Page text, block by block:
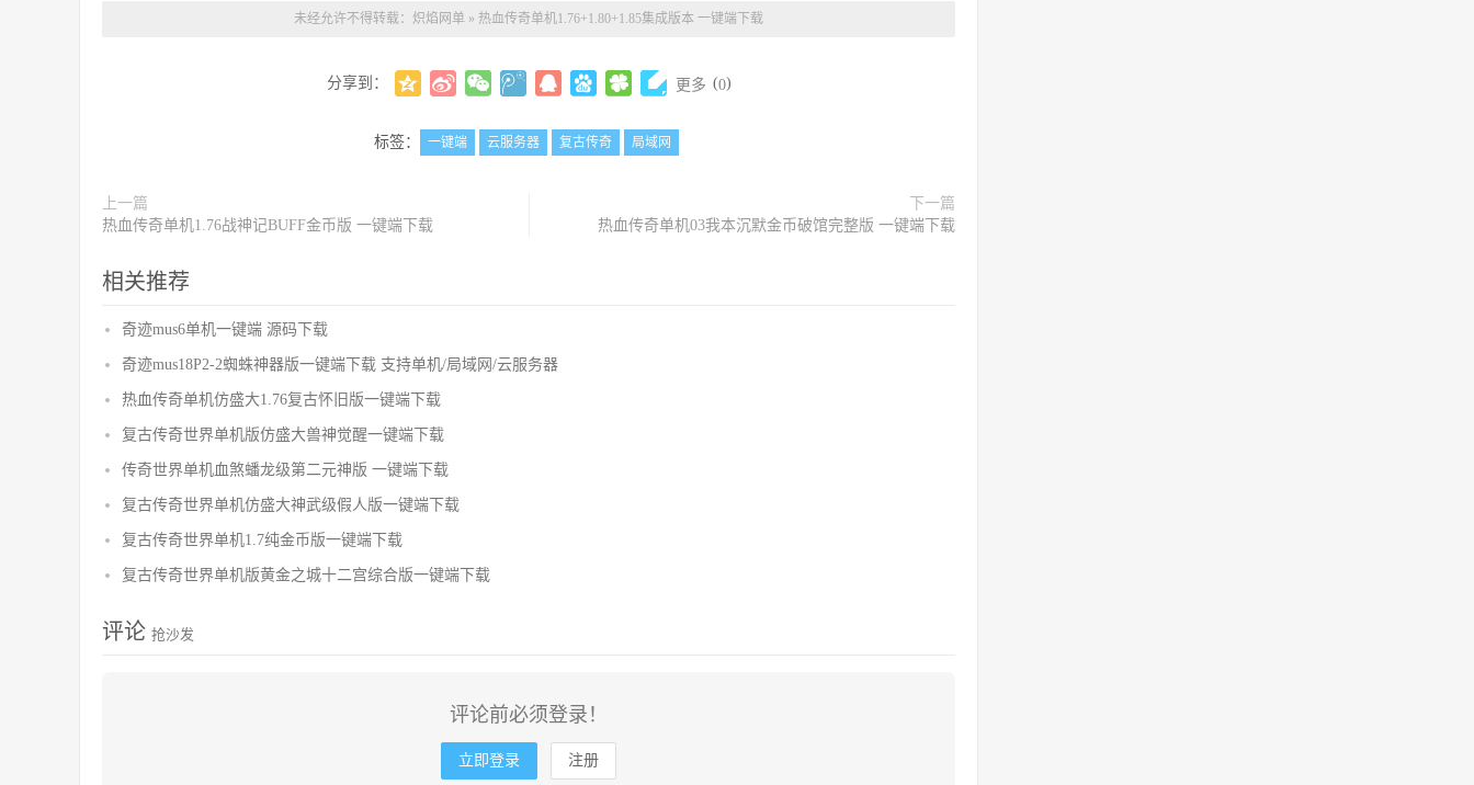
未经允许不得转载： 炽焰网单 » 热血传奇单机1.76+1.80+1.85集成版本 一键端下载
分享到： 更多 (0)
标签： 一键端 云服务器 复古传奇 局域网
上一篇
热血传奇单机1.76战神记BUFF金币版 一键端下载
下一篇
热血传奇单机03我本沉默金币破馆完整版 一键端下载
相关推荐
奇迹mus6单机一键端 源码下载
奇迹mus18P2-2蜘蛛神器版一键端下载 支持单机/局域网/云服务器
热血传奇单机仿盛大1.76复古怀旧版一键端下载
复古传奇世界单机版仿盛大兽神觉醒一键端下载
传奇世界单机血煞蟠龙级第二元神版 一键端下载
复古传奇世界单机仿盛大神武级假人版一键端下载
复古传奇世界单机1.7纯金币版一键端下载
复古传奇世界单机版黄金之城十二宫综合版一键端下载
评论 抢沙发
评论前必须登录！
立即登录 注册